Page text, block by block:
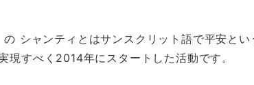
シャンティとはサンスクリット語で平安と
現すべく2014年にスタートした活動です。